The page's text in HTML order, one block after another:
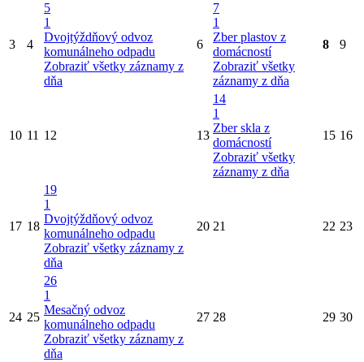
3 4
5
1
Dvojtýždňový odvoz
komunálneho odpadu
Zobraziť všetky záznamy z
dňa
6
7
1
Zber plastov z
domácností
Zobraziť všetky
záznamy z dňa
8 9
10 11 12 13
14
1
Zber skla z
domácností
Zobraziť všetky
záznamy z dňa
15 16
17 18
19
1
Dvojtýždňový odvoz
komunálneho odpadu
Zobraziť všetky záznamy z
dňa
20 21 22 23
24 25
26
1
Mesačný odvoz
komunálneho odpadu
Zobraziť všetky záznamy z
dňa
27 28 29 30